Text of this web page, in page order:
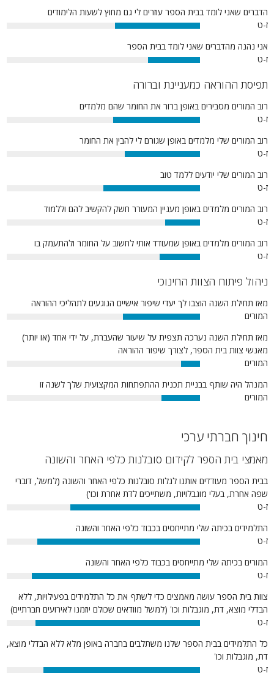
הדברים שאני לומד בבית הספר עוזרים לי גם מחוץ לשעות הלימודים
ז-ט
44%
אני נהנה מהדברים שאני לומד בבית הספר
ז-ט
27%
תפיסת ההוראה כמעניינת וברורה
רוב המורים מסבירים באופן ברור את החומר שהם מלמדים
ז-ט
45%
רוב המורים שלי מלמדים באופן שגורם לי להבין את החומר
ז-ט
39%
רוב המורים שלי יודעים ללמד טוב
ז-ט
50%
רוב המורים מלמדים באופן מעניין המעורר חשק להקשיב להם וללמוד
ז-ט
18%
רוב המורים מלמדים באופן שמעודד אותי לחשוב על החומר ולהתעמק בו
ז-ט
21%
ניהול פיתוח הצוות החינוכי
מאז תחילת השנה הוצבו לך יעדי שיפור אישיים הנוגעים לתהליכי ההוראה
המורים
40%
מאז תחילת השנה נערכה תצפית על שיעור שהעברת, על ידי אחד (או יותר)
מאנשי צוות בית הספר, לצורך שיפור ההוראה
המורים
10%
המנהל היה שותף בבניית תכנית ההתפתחות המקצועית שלך לשנה זו
המורים
20%
חינוך חברתי ערכי
מאמצי בית הספר לקידום סובלנות כלפי האחר והשונה
בבית הספר מעודדים אותנו לגלות סובלנות כלפי האחר והשונה (למשל, דוברי
שפה אחרת, בעלי מוגבלויות, משתייכים לדת אחרת וכו')
ז-ט
67%
התלמידים בכיתה שלי מתייחסים בכבוד כלפי האחר והשונה
ז-ט
84%
המורים בכיתה שלי מתייחסים בכבוד כלפי האחר והשונה
ז-ט
87%
צוות בית הספר עושה מאמצים כדי לשתף את כל התלמידים בפעילויות, ללא
הבדלי מוצא, דת, מוגבלות וכו' (למשל מוודאים שכולם יוזמנו לאירועים חברתיים)
ז-ט
85%
כל התלמידים בבית הספר שלנו משתלבים בחברה באופן מלא ללא הבדלי מוצא,
דת, מוגבלות וכו'
ז-ט
81%